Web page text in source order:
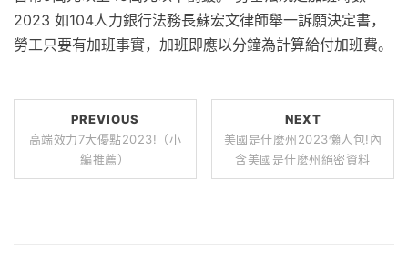
2023 如104人力銀行法務長蘇宏文律師舉一訴願決定書，
勞工只要有加班事實，加班即應以分鐘為計算給付加班費。
PREVIOUS
高端效力7大優點2023!（小
編推薦）
NEXT
美國是什麼州2023懶人包!內
含美國是什麼州絕密資料